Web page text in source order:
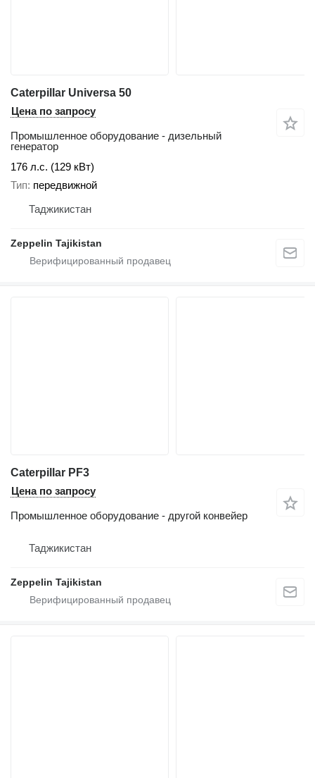
Caterpillar Universa 50
Цена по запросу
Промышленное оборудование - дизельный
генератор
176 л.с. (129 кВт)
Тип передвижной
Таджикистан
Zeppelin Tajikistan
Caterpillar PF3
Цена по запросу
Промышленное оборудование - другой конвейер
Таджикистан
Zeppelin Tajikistan